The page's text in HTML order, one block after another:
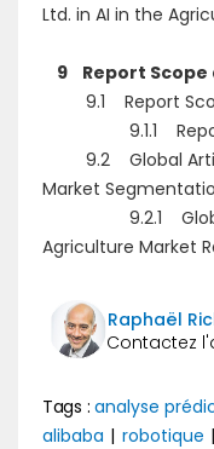
Ltd. in AI in the
9 Report Scope
9.1 Report
9.1.1 Report
9.2 Global
Market
9.2.1 Global
Agriculture Market
Raphaël
Tags : analyse
alibaba | robotique |